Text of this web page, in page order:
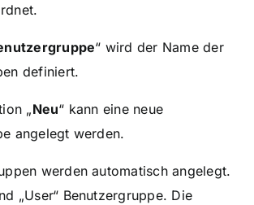
“ wird der Name der
definiert.
„Neu“ kann eine neue
angelegt werden.
werden automatisch angelegt.
„User“ Benutzergruppe. Die